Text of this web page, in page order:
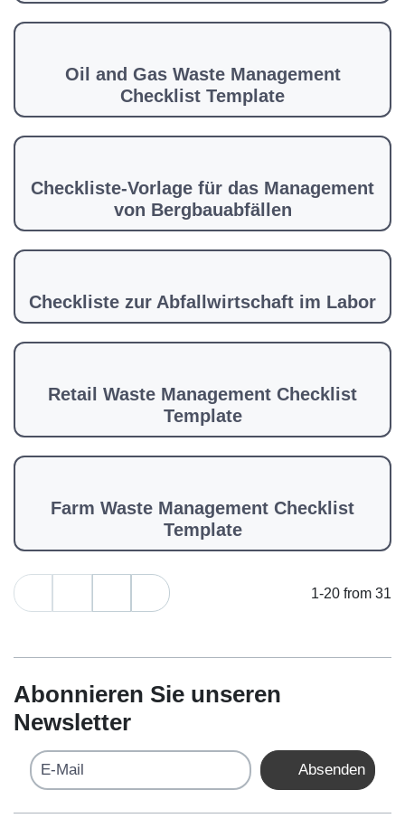
Oil and Gas Waste Management
Checklist Template
Checkliste-Vorlage für das Management
von Bergbauabfällen
Checkliste zur Abfallwirtschaft im Labor
Retail Waste Management Checklist
Template
Farm Waste Management Checklist
Template
1-20 from 31
Abonnieren Sie unseren
Newsletter
E-Mail Absenden